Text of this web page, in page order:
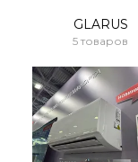
GLARUS
5 товаров